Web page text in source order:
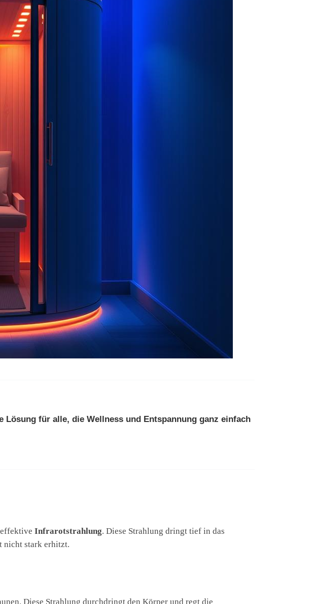
Lösung für alle, die Wellnessund Entspannungganz einfach
Infrarotstrahlung. Diese Strahlung dringt tief in das
nicht stark erhitzt.
Diese Strahlung durchdringt den Körper und regt die